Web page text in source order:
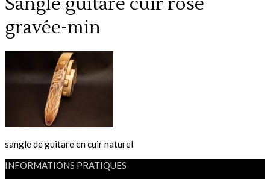
gravée-min
sangle de guitare en cuir naturel
INFORMATIONS PRATIQUES